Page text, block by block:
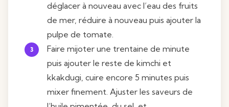
déglacer à nouveau avec l’eau des fruits
de mer, réduire à nouveau puis ajouter la
pulpe de tomate.
Faire mijoter une trentaine de minute
puis ajouter le reste de kimchi et
kkakdugi, cuire encore 5 minutes puis
mixer finement. Ajuster les saveurs de